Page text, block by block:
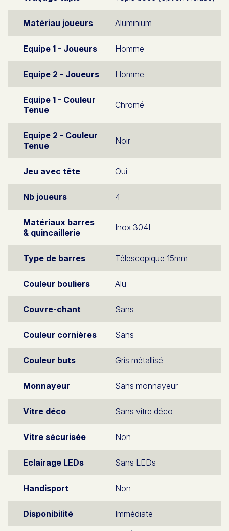
Matériau joueurs Aluminium
Equipe 1 - Joueurs Homme
Equipe 2 - Joueurs Homme
Equipe 1 - Couleur
Tenue
Chromé
Equipe 2 - Couleur
Tenue
Noir
Jeu avec tête Oui
Nb joueurs 4
Matériaux barres
& quincaillerie
Inox 304L
Type de barres Télescopique 15mm
Couleur bouliers Alu
Couvre-chant Sans
Couleur cornières Sans
Couleur buts Gris métallisé
Monnayeur Sans monnayeur
Vitre déco Sans vitre déco
Vitre sécurisée Non
Eclairage LEDs Sans LEDs
Handisport Non
Disponibilité Immédiate